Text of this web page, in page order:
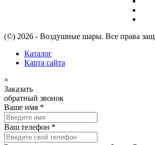
(©) 2026 - Воздушные шары. Все права
Каталог
Карта сайта
×
Заказать
обратный звонок
Ваше имя *
Ваш телефон *